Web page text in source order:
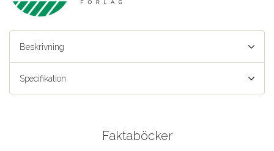
Beskrivning
Specifikation
Faktaböcker